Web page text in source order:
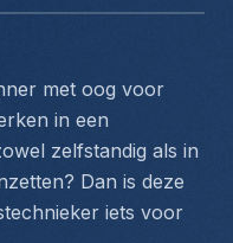
met oog voor
in een
zelfstandig als in
Dan is deze
iets voor